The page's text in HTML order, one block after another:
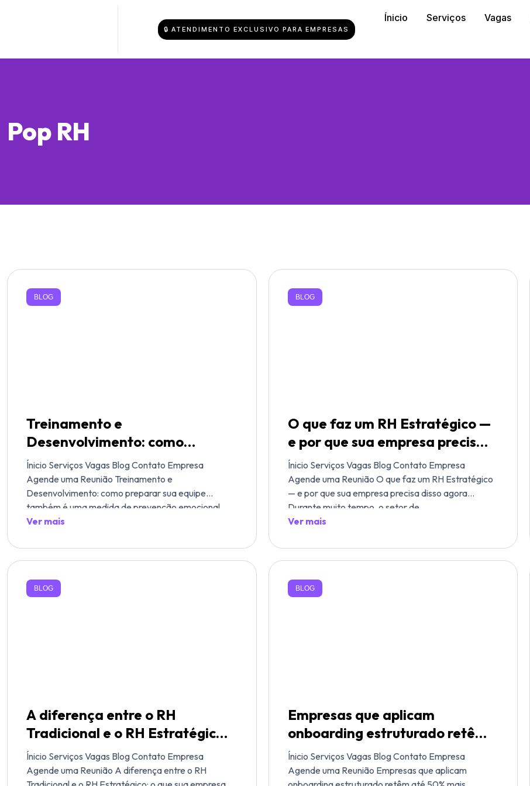
🔒 ATENDIMENTO EXCLUSIVO PARA EMPRESAS
Ínicio Serviços Vagas
Pop RH
BLOG
Treinamento e
Desenvolvimento: como
preparar sua equipe também é
uma medida de prevenção
emocional segundo a NR-1
Ínicio Serviços Vagas Blog Contato Empresa
Agende uma Reunião Treinamento e
Desenvolvimento: como preparar sua equipe
também é uma medida de prevenção emocional
segundo a NR-1 Quando falamos em saúde
Ver mais
BLOG
O que faz um RH Estratégico —
e por que sua empresa precisa
disso agora
Ínicio Serviços Vagas Blog Contato Empresa
Agende uma Reunião O que faz um RH Estratégico
— e por que sua empresa precisa disso agora
Durante muito tempo, o setor de
Ver mais
BLOG
A diferença entre o RH
Tradicional e o RH Estratégico:
o que sua empresa precisa
entender agora
Ínicio Serviços Vagas Blog Contato Empresa
Agende uma Reunião A diferença entre o RH
BLOG
Empresas que aplicam
onboarding estruturado retêm
até 50% mais talentos e
aumentam em 62% a
Ínicio Serviços Vagas Blog Contato Empresa
Agende uma Reunião Empresas que aplicam